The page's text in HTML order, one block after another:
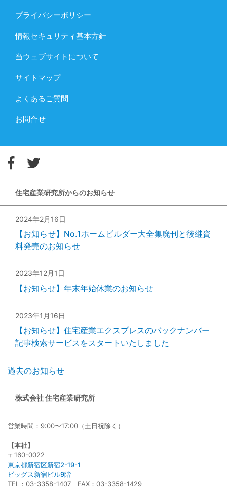
プライバシーポリシー
情報セキュリティ基本方針
当ウェブサイトについて
サイトマップ
よくあるご質問
お問合せ
住宅産業研究所からのお知らせ
2024年2月16日
【お知らせ】No.1ホームビルダー大全集廃刊と後継資
料発売のお知らせ
2023年12月1日
【お知らせ】年末年始休業のお知らせ
2023年1月16日
【お知らせ】住宅産業エクスプレスのバックナンバー
記事検索サービスをスタートいたしました
過去のお知らせ
株式会社 住宅産業研究所
営業時間：9:00〜17:00（土日祝除く）
【本社】
〒160-0022
東京都新宿区新宿2-19-1
ビッグス新宿ビル9階
TEL：03-3358-1407 FAX：03-3358-1429